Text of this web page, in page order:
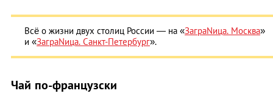
Всё о жизни двух столиц России — на «ЗаграNица. Москва»
и «ЗаграNица. Санкт-Петербург».
Чай по-французски